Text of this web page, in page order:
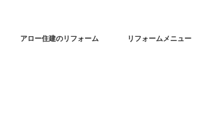
アロー住建のリフォーム リフォームメニュー